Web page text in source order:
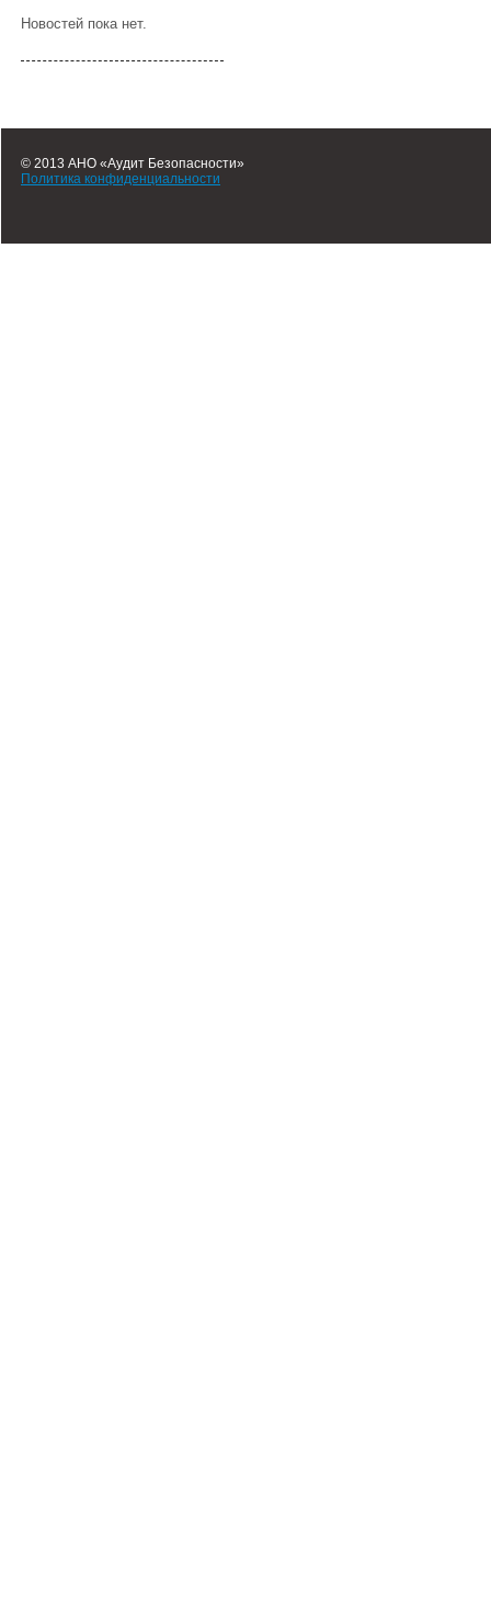
Новостей пока нет.
© 2013 АНО «Аудит Безопасности»
Политика конфиденциальности